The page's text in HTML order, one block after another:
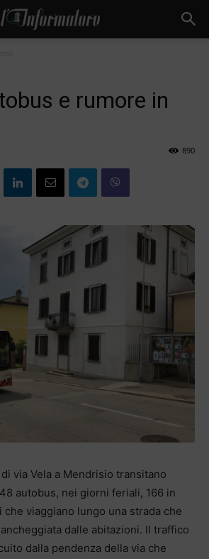
e rumore in
890
via Vela a Mendrisio transitano
autobus, nei giorni feriali, 166 in
viaggiano lungo una strada che
dalle abitazioni. Il traffico
dalla pendenza della via che